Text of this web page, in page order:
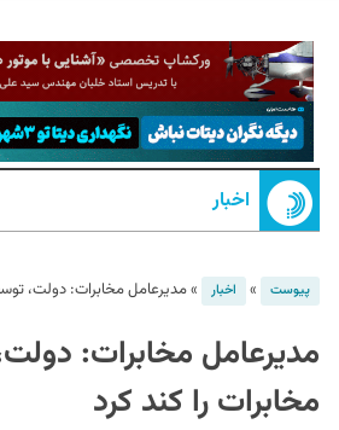
اخبار
پیوست » اخبار »مدیرعامل مخابرات: دولت،
مدیرعامل مخابرات:
مخابرات را کند کرد